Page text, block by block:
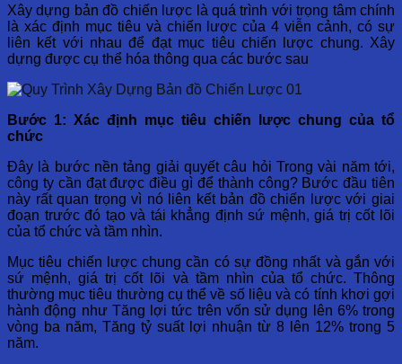
Xây dựng bản đồ chiến lược là quá trình với trọng tâm chính
là xác định mục tiêu và chiến lược của 4 viễn cảnh, có sự
liên kết với nhau để đạt mục tiêu chiến lược chung. Xây
dựng được cụ thể hóa thông qua các bước sau
Bước 1: Xác định mục tiêu chiến lược chung của tổ
chức
Đây là bước nền tảng giải quyết câu hỏi Trong vài năm tới,
công ty cần đạt được điều gì để thành công? Bước đầu tiên
này rất quan trọng vì nó liên kết bản đồ chiến lược với giai
đoạn trước đó tạo và tái khẳng định sứ mệnh, giá trị cốt lõi
của tổ chức và tầm nhìn.
Mục tiêu chiến lược chung cần có sự đồng nhất và gắn với
sứ mệnh, giá trị cốt lõi và tầm nhìn của tổ chức. Thông
thường mục tiêu thường cụ thể về số liệu và có tính khơi gợi
hành động như Tăng lợi tức trên vốn sử dụng lên 6% trong
vòng ba năm, Tăng tỷ suất lợi nhuận từ 8 lên 12% trong 5
năm.